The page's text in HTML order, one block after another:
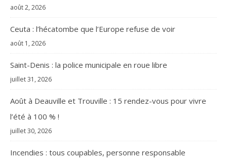
août 2, 2026
Ceuta : l’hécatombe que l’Europe refuse de voir
août 1, 2026
Saint-Denis : la police municipale en roue libre
juillet 31, 2026
Août à Deauville et Trouville : 15 rendez-vous pour vivre
l’été à 100 % !
juillet 30, 2026
Incendies : tous coupables, personne responsable